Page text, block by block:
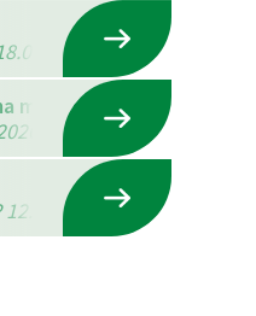
- P 19.04.2026
maadluses,